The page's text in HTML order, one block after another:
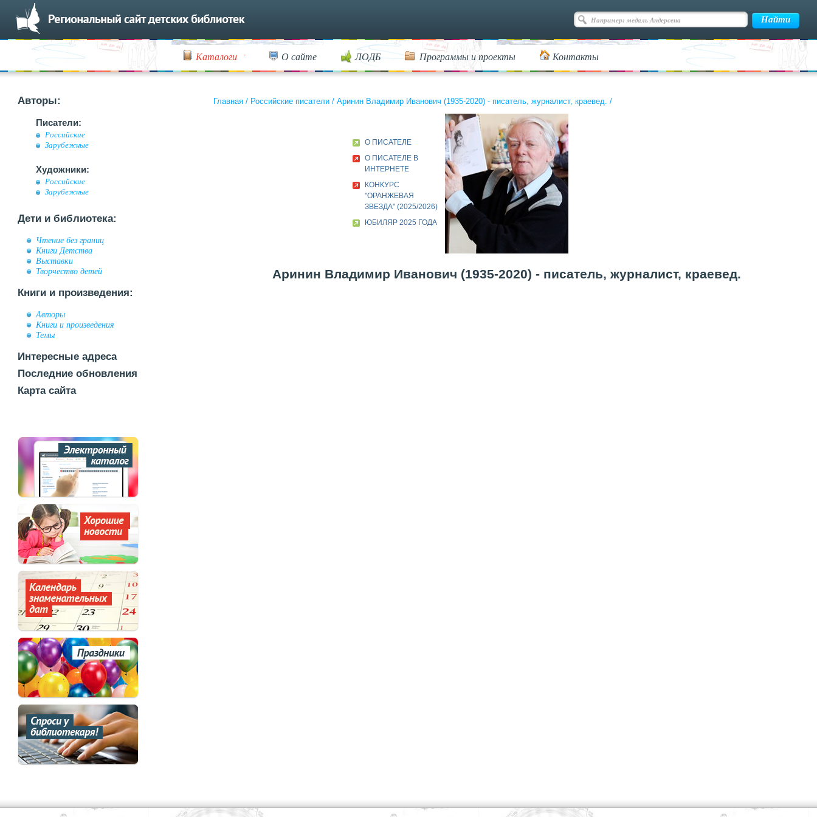
Каталоги О сайте ЛОДБ Программы и проекты Контакты
Авторы:
Писатели:
Российские
Зарубежные
Художники:
Российские
Зарубежные
Дети и библиотека:
Чтение без границ
Книги Детства
Выставки
Творчество детей
Книги и произведения:
Авторы
Книги и произведения
Темы
Интересные адреса
Последние обновления
Карта сайта
Главная / Российские писатели / Аринин Владимир Иванович (1935-2020) - писатель, журналист, краевед. /
О ПИСАТЕЛЕ
О ПИСАТЕЛЕ В
ИНТЕРНЕТЕ
КОНКУРС
"ОРАНЖЕВАЯ
ЗВЕЗДА" (2025/2026)
ЮБИЛЯР 2025 ГОДА
Аринин Владимир Иванович (1935-2020) - писатель, журналист, краевед.